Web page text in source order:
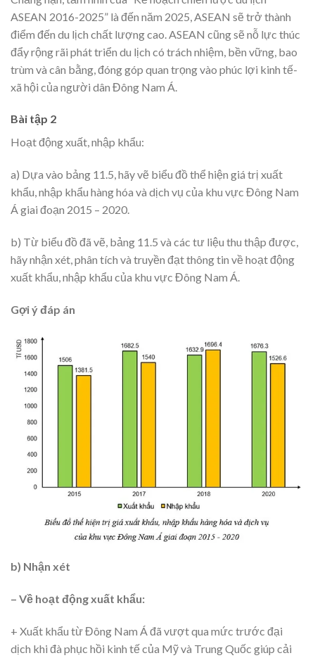
ASEAN 2016-2025” là đến năm 2025, ASEAN sẽ trở thành
điểm đến du lịch chất lượng cao. ASEAN cũng sẽ nỗ lực thúc
đẩy rộng rãi phát triển du lịch có trách nhiệm, bền vững, bao
trùm và cân bằng, đóng góp quan trọng vào phúc lợi kinh tế-
xã hội của người dân Đông Nam Á.
Bài tập 2
Hoạt động xuất, nhập khẩu:
a) Dựa vào bảng 11.5, hãy vẽ biểu đồ thể hiện giá trị xuất
khẩu, nhập khẩu hàng hóa và dịch vụ của khu vực Đông Nam
Á giai đoạn 2015 – 2020.
b) Từ biểu đồ đã vẽ, bảng 11.5 và các tư liệu thu thập được,
hãy nhận xét, phân tích và truyền đạt thông tin về hoạt động
xuất khẩu, nhập khẩu của khu vực Đông Nam Á.
Gợi ý đáp án
b) Nhận xét
– Về hoạt động xuất khẩu:
+ Xuất khẩu từ Đông Nam Á đã vượt qua mức trước đại
dịch khi đà phục hồi kinh tế của Mỹ và Trung Quốc giúp cải